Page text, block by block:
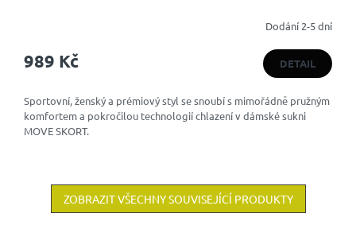
Dodání 2-5 dní
989 Kč DETAIL
Sportovní, ženský a prémiový styl se snoubí s mimořádně pružným
komfortem a pokročilou technologií chlazení v dámské sukni
MOVE SKORT.
ZOBRAZIT VŠECHNY SOUVISEJÍCÍ PRODUKTY